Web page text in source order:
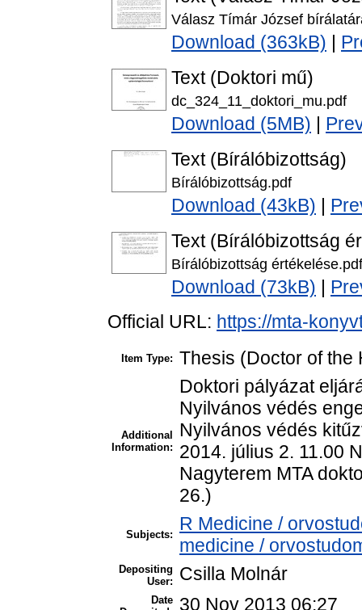
Válasz Tímár József
Download (363kB)
Text (Doktori mű)
dc_324_11_doktori_mu.pdf
Download (5MB)
Text (Bírálóbizottság)
Bírálóbizottság.pdf
Download (43kB)
Text (Bírálóbizottság
Bírálóbizottság értékelése.pdf
Download (73kB)
Official URL: https://mta-
Item Type: Thesis (Doctor of the
Additional
Information:
Doktori pályázat
Nyilvános védés
Nyilvános védés
2014. július 2. 11.00
Nagyterem MTA
26.)
Subjects:
R Medicine /
medicine /
Depositing
User:
Csilla Molnár
Date 30 Nov 2013 06:27